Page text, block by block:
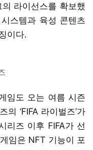
라이선스를 확보했
스템과 육성 콘텐츠
이다.
임도 오는 여름 시즌
‘FIFA 라이벌즈’가
리즈 이후 FIFA가 선
임은 NFT 기능이 포